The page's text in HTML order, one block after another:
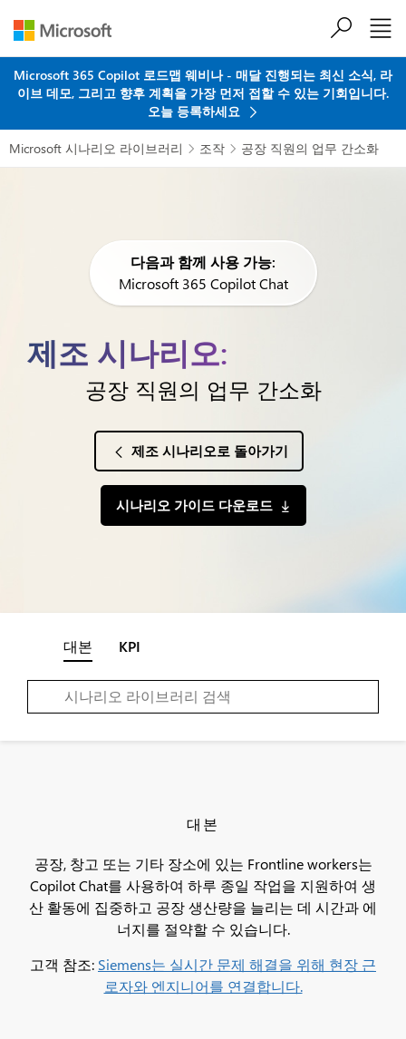
Microsoft 365 Copilot 로드맵 웨비나 - 매달 진행되는 최신 소식, 라
이브 데모, 그리고 향후 계획을 가장 먼저 접할 수 있는 기회입니다.
오늘 등록하세요
Microsoft 시나리오 라이브러리  조작  공장 직원의 업무 간소화
다음과 함께 사용 가능:
Microsoft 365 Copilot Chat
제조 시나리오:
공장 직원의 업무 간소화
제조 시나리오로 돌아가기
시나리오 가이드 다운로드
대본 KPI
대본
공장, 창고 또는 기타 장소에 있는 Frontline workers는
Copilot Chat를 사용하여 하루 종일 작업을 지원하여 생
산 활동에 집중하고 공장 생산량을 늘리는 데 시간과 에
너지를 절약할 수 있습니다.
고객 참조: Siemens는 실시간 문제 해결을 위해 현장 근
로자와 엔지니어를 연결합니다.